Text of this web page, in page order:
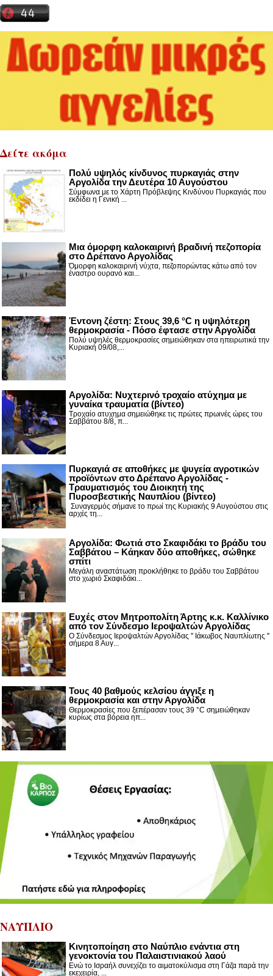
Δείτε ακόμα
Πολύ υψηλός κίνδυνος πυρκαγιάς στην
Αργολίδα την Δευτέρα 10 Αυγούστου
Σύμφωνα με το Χάρτη Πρόβλεψης Κινδύνου Πυρκαγιάς που
εκδίδει η Γενική ...
Μια όμορφη καλοκαιρινή βραδινή πεζοπορία
στο Δρέπανο Αργολίδας
Όμορφη καλοκαιρινή νύχτα, πεζοπορώντας κάτω από τον
έναστρο ουρανό και...
Έντονη ζέστη: Στους 39,6 °C η υψηλότερη
θερμοκρασία - Πόσο έφτασε στην Αργολίδα
Πολύ υψηλές θερμοκρασίες σημειώθηκαν στα ηπειρωτικά την
Κυριακή 09/08,...
Αργολίδα: Νυχτερινό τροχαίο ατύχημα με
γυναίκα τραυματία (βίντεο)
Τροχαίο ατυχημα σημειώθηκε τις πρώτες πρωινές ώρες του
Σαββάτου 8/8, π...
Πυρκαγιά σε αποθήκες με ψυγεία αγροτικών
προϊόντων στο Δρέπανο Αργολίδας -
Τραυματισμός του Διοικητή της
Πυροσβεστικής Ναυπλίου (βίντεο)
Συναγερμός σήμανε το πρωί της Κυριακής 9 Αυγούστου στις
αρχές τη...
Αργολίδα: Φωτιά στο Σκαφιδάκι το βράδυ του
Σαββάτου – Κάηκαν δύο αποθήκες, σώθηκε
σπίτι
Μεγάλη αναστάτωση προκλήθηκε το βράδυ του Σαββάτου
στο χωριό Σκαφιδάκι...
Ευχές στον Μητροπολίτη Άρτης κ.κ. Καλλίνικο
από τον Σύνδεσμο Ιεροψαλτών Αργολίδας
Ο Σύνδεσμος Ιεροψαλτών Αργολίδας '' Ιάκωβος Ναυπλίωτης ''
σήμερα 8 Αυγ...
Τους 40 βαθμούς κελσίου άγγιξε η
θερμοκρασία και στην Αργολίδα
Θερμοκρασίες που ξεπέρασαν τους 39 °C σημειώθηκαν
κυρίως στα βόρεια ηπ...
ΝΑΥΠΛΙΟ
Κινητοποίηση στο Ναύπλιο ενάντια στη
γενοκτονία του Παλαιστινιακού λαού
Ενώ το Ισραήλ συνεχίζει το αιματοκύλισμα στη Γάζα παρά την
εκεχειρία, ...